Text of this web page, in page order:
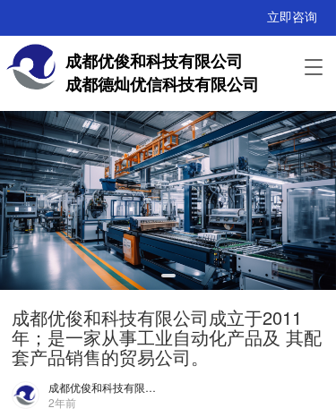
立即咨询
T
g
l
e
n
a
v
i
g
a
n
成都优俊和科技有限公司
成都德灿优信科技有限公司
成都优俊和科技有限公司成⽴于2011
年；是⼀家从事⼯业⾃动化产品及 其配
套产品销售的贸易公司。
成都优俊和科技有限公司
2年前